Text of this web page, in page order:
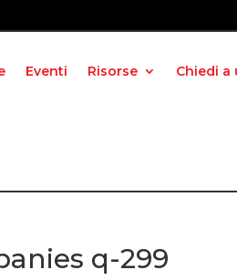
Eventi Risorse Chiedi a
q-299